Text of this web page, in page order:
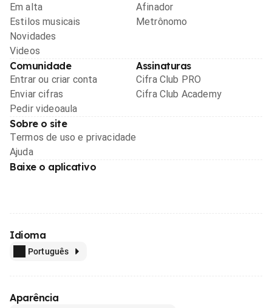
Em alta
Estilos musicais
Novidades
Videos
Afinador
Metrônomo
Comunidade
Entrar ou criar conta
Enviar cifras
Pedir videoaula
Assinaturas
Cifra Club PRO
Cifra Club Academy
Sobre o site
Termos de uso e privacidade
Ajuda
Baixe o aplicativo
Idioma
Português
Aparência